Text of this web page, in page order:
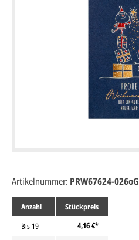
Anzahl
Stückpreis
Bis 19
4,16 €*
Artikelnummer: PRW67624-026oG